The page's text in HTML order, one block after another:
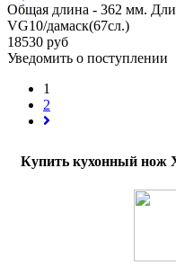
Общая длина - 362 мм.
VG10/дамаск(67сл.)
18530 руб
Уведомить о поступлении
1
2
Купить кухонный нож